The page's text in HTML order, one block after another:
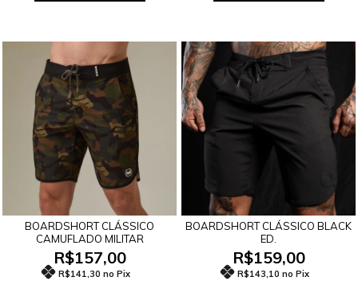
BOARDSHORT CLÁSSICO
CAMUFLADO MILITAR
R$157,00
R$141,30 no Pix
BOARDSHORT CLÁSSICO BLACK
ED.
R$159,00
R$143,10 no Pix